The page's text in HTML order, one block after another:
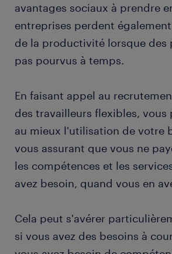
avantages sociaux à prendre
entreprises perdent
de la productivité lorsque des
pas pourvus à temps.
En faisant appel au
des travailleurs flexibles, vous
au mieux l'utilisation de votre
vous assurant que vous ne
les compétences et les
avez besoin, quand vous en
Cela peut s'avérer
si vous avez des besoins à